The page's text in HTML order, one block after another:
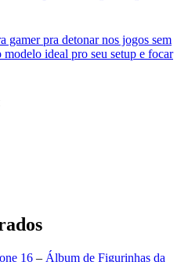
gamer pra detonar nos jogos sem
ideal pro seu setup e focar
16 – Álbum de Figurinhas da